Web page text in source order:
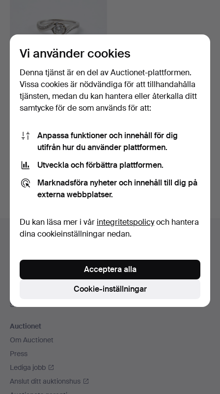
RING, 18 k vitguld, 1
briljantslipad diama…
Bevaka sökning
Du kan också söka i vårt arkiv med avslutade auktioner
Sidfotsnavigation
Hjälp och kontakt
Alla auktionshus
Betalningsalternativ
Sociala medier
Auctionet
Om Auctionet
Press
Lediga jobb
Anslut ditt auktionshus
Vi använder cookies
Denna tjänst är en del av Auctionet-plattformen.
Vissa cookies är nödvändiga för att tillhandahålla
tjänsten, medan du kan hantera eller återkalla ditt
samtycke för de som används för att:
Anpassa funktioner och innehåll för dig
utifrån hur du använder plattformen.
Utveckla och förbättra plattformen.
Marknadsföra nyheter och innehåll till dig på
externa webbplatser.
Du kan läsa mer i vår integritetspolicyoch hantera
dina cookieinställningar nedan.
Cookie-inställningar
Acceptera alla